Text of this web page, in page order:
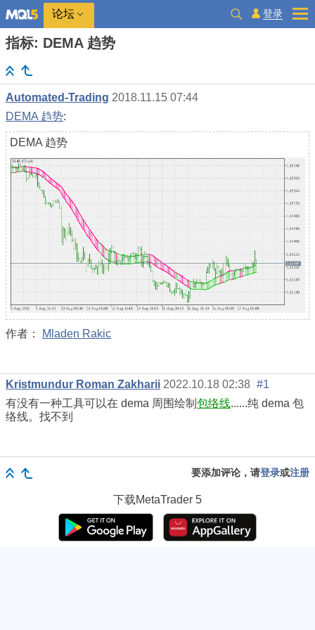
论坛 登录
指标: DEMA 趋势
Automated-Trading 2018.11.15 07:44
DEMA 趋势:
DEMA 趋势
作者： Mladen Rakic
Kristmundur Roman Zakharii 2022.10.18 02:38 #1
有没有一种工具可以在 dema 周围绘制 包络线......纯 dema 包
络线。找不到
要添加评论，请登录或注册
下载MetaTrader 5